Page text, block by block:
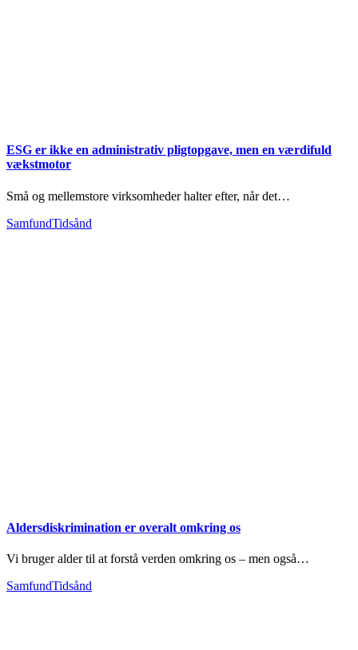
ESG er ikke en administrativ pligtopgave, men en værdifuld
vækstmotor
Små og mellemstore virksomheder halter efter, når det…
SamfundTidsånd
Aldersdiskrimination er overalt omkring os
Vi bruger alder til at forstå verden omkring os – men også…
SamfundTidsånd